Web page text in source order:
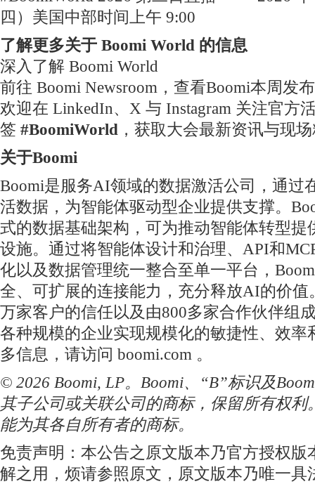
四）美国中部时间上午 9:00
了解更多关于 Boomi World 的信息
深入了解 Boomi World
前往 Boomi Newsroom，查看Boomi本周发
欢迎在 LinkedIn、X 与 Instagram 关注官方
签 #BoomiWorld ，获取大会最新资讯与现
关于Boomi
Boomi是服务AI领域的数据激活公司，通过
活数据，为智能体驱动型企业提供支撑。
式的数据基础架构，可为推动智能体转型提
设施。通过将智能体设计和治理、API和
化以及数据管理统一整合至单一平台，
全、可扩展的连接能力，充分释放AI的价值
万家客户的信任以及由800多家合作伙伴组
各种规模的企业实现规模化的敏捷性、效率
多信息，请访问 boomi.com 。
© 2026 Boomi, LP。Boomi、“B”标识及
其子公司或关联公司的商标，保留所有权利
能为其各自所有者的商标。
免责声明：本公告之原文版本乃官方授权版
解之用，烦请参照原文，原文版本乃唯一具